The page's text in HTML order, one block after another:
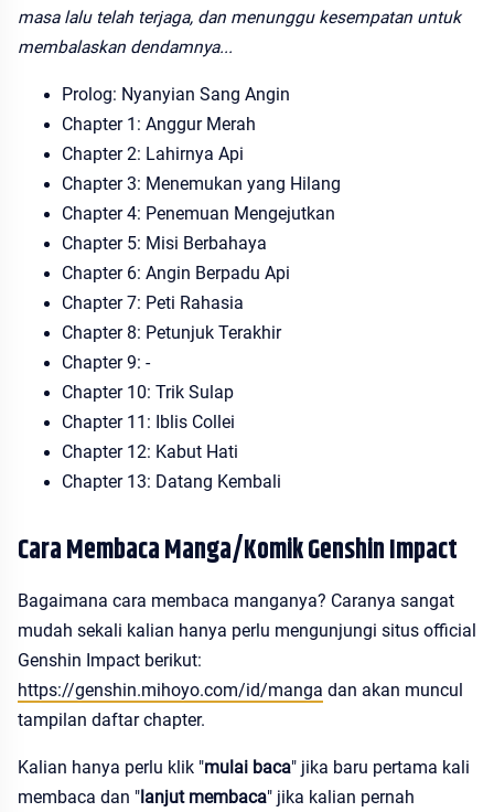
masa lalu telah terjaga, dan menunggu kesempatan untuk
membalaskan dendamnya...
Prolog: Nyanyian Sang Angin
Chapter 1: Anggur Merah
Chapter 2: Lahirnya Api
Chapter 3: Menemukan yang Hilang
Chapter 4: Penemuan Mengejutkan
Chapter 5: Misi Berbahaya
Chapter 6: Angin Berpadu Api
Chapter 7: Peti Rahasia
Chapter 8: Petunjuk Terakhir
Chapter 9: -
Chapter 10: Trik Sulap
Chapter 11: Iblis Collei
Chapter 12: Kabut Hati
Chapter 13: Datang Kembali
Cara Membaca Manga/Komik Genshin Impact
Bagaimana cara membaca manganya? Caranya sangat
mudah sekali kalian hanya perlu mengunjungi situs official
Genshin Impact berikut:
https://genshin.mihoyo.com/id/manga dan akan muncul
tampilan daftar chapter.
Kalian hanya perlu klik "mulai baca" jika baru pertama kali
membaca dan " lanjut membaca" jika kalian pernah